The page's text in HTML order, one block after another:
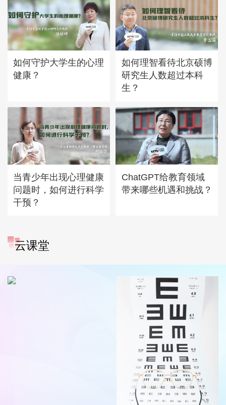
如何守护大学生的心理
健康？
如何理智看待北京硕博
研究生人数超过本科
生？
当青少年出现心理健康
问题时，如何进行科学
干预？
ChatGPT给教育领域
带来哪些机遇和挑战？
云课堂